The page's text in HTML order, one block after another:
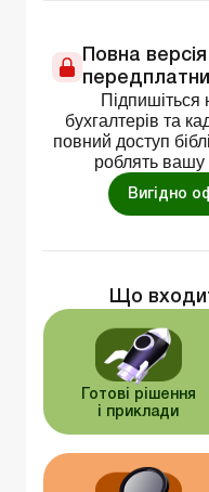
Повна
Підпишіться
бухгалтерів та
повний доступ
роблять
Вигідно
Що
Готові рішення
і приклади